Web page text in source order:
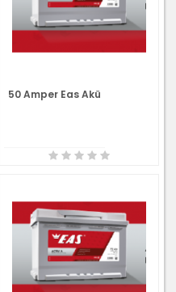
50 Amper Eas Akü